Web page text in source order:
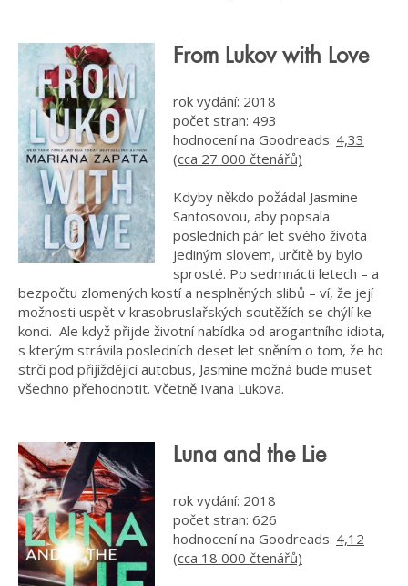
From Lukov with Love
rok vydání: 2018
počet stran: 493
hodnocení na Goodreads: 4,33
(cca 27 000 čtenářů)
Kdyby někdo požádal Jasmine
Santosovou, aby popsala
posledních pár let svého života
jediným slovem, určitě by bylo
sprosté. Po sedmnácti letech – a
bezpočtu zlomených kostí a nesplněných slibů – ví, že její
možnosti uspět v krasobruslařských soutěžích se chýlí ke
konci. Ale když přijde životní nabídka od arogantního idiota,
s kterým strávila posledních deset let sněním o tom, že ho
strčí pod přijíždějící autobus, Jasmine možná bude muset
všechno přehodnotit. Včetně Ivana Lukova.
Luna and the Lie
rok vydání: 2018
počet stran: 626
hodnocení na Goodreads: 4,12
(cca 18 000 čtenářů)